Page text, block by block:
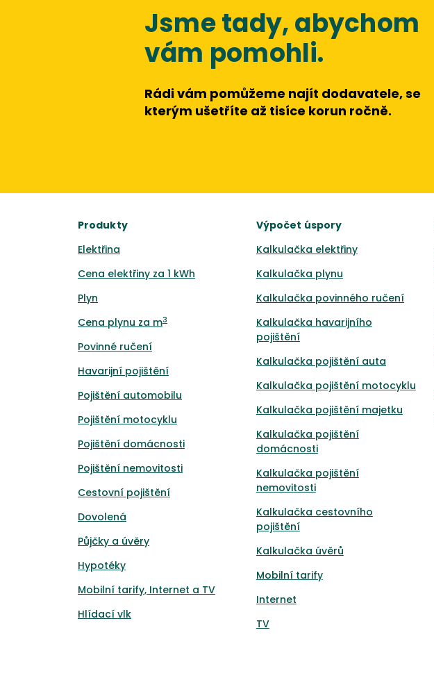
Jsme tady, abychom
vám pomohli.
Rádi vám pomůžeme najít dodavatele, se
kterým ušetříte až tisíce korun ročně.
Produkty
Elektřina
Cena elektřiny za 1 kWh
Plyn
Cena plynu za m3
Povinné ručení
Havarijní pojištění
Pojištění automobilu
Pojištění motocyklu
Pojištění domácnosti
Pojištění nemovitosti
Cestovní pojištění
Dovolená
Půjčky a úvěry
Hypotéky
Mobilní tarify, Internet a TV
Hlídací vlk
Výpočet úspory
Kalkulačka elektřiny
Kalkulačka plynu
Kalkulačka povinného ručení
Kalkulačka havarijního
pojištění
Kalkulačka pojištění auta
Kalkulačka pojištění motocyklu
Kalkulačka pojištění majetku
Kalkulačka pojištění
domácnosti
Kalkulačka pojištění
nemovitosti
Kalkulačka cestovního
pojištění
Kalkulačka úvěrů
Mobilní tarify
Internet
TV